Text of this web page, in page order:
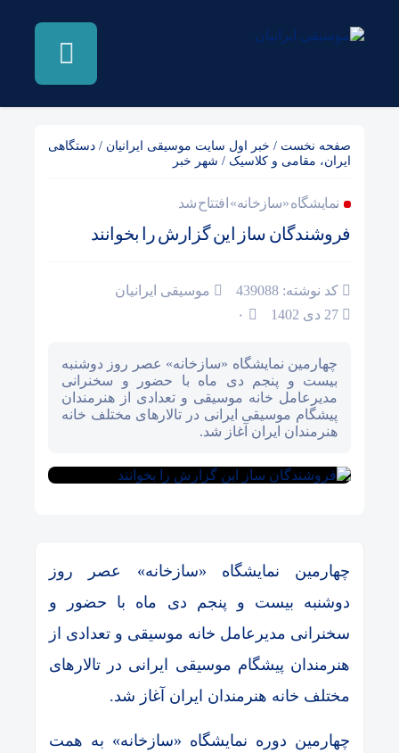
صفحه نخست / خبر اول سایت موسیقی ایرانیان / دستگاهی
ایران، مقامی و کلاسیک / شهر خبر
نمایشگاه «سازخانه» افتتاح شد
فروشندگان ساز این گزارش را بخوانند
کد نوشته: 439088
موسیقی ایرانیان
۰
چهارمین نمایشگاه «سازخانه» عصر روز دوشنبه
بیست و پنجم دی ماه با حضور و سخنرانی
مدیرعامل خانه موسیقی و تعدادی از هنرمندان
پیشگام موسیقی ایرانی در تالارهای مختلف خانه
هنرمندان ایران آغاز شد.
چهارمین نمایشگاه «سازخانه» عصر روز
دوشنبه بیست و پنجم دی ماه با حضور و
سخنرانی مدیرعامل خانه موسیقی و تعدادی از
هنرمندان پیشگام موسیقی ایرانی در تالارهای
مختلف خانه هنرمندان ایران آغاز شد.
چهارمین دوره نمایشگاه «سازخانه» به همت